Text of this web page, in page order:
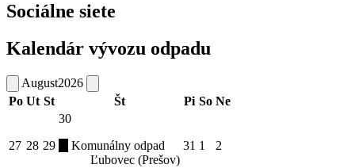
Sociálne siete
Kalendár vývozu odpadu
August2026
Po Ut St Št Pi So Ne
27 28 29
30
Komunálny odpad
Ľubovec (Prešov)
31 1 2